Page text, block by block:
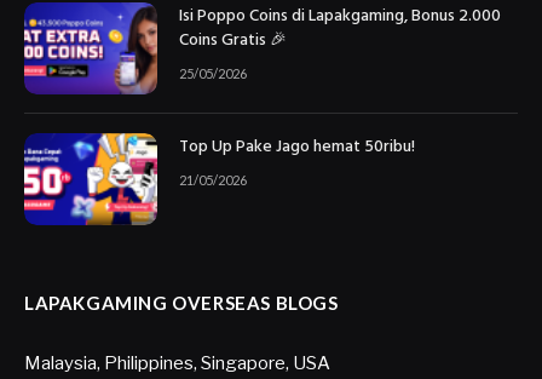
Isi Poppo Coins di Lapakgaming, Bonus 2.000
Coins Gratis 🎉
25/05/2026
Top Up Pake Jago hemat 50ribu!
21/05/2026
LAPAKGAMING OVERSEAS BLOGS
Malaysia, Philippines, Singapore, USA